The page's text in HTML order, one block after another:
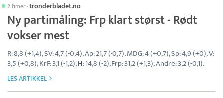
2 timer·tronderbladet.no
Ny partimåling: Frp klart størst - Rødt
vokser mest
R: 8,8 (+1,4), SV: 4,7 (-0,4), Ap: 21,7 (-0,7), MDG: 4 (+0,7), Sp: 4,9 (+0), V:
3,5 (+0,8), KrF: 3,1 (-1,2),H: 14,8 (-2), Frp: 31,2 (+1,3), Andre: 3,2 (-0,1).
LES ARTIKKEL